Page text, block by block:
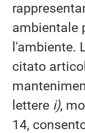
ambientale
l'ambiente.
citato
lettere i),
14,